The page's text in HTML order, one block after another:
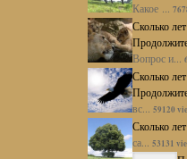
Какое ...
Сколько
Вопрос и...
Сколько
вс...
59120
Сколько
са...
53131